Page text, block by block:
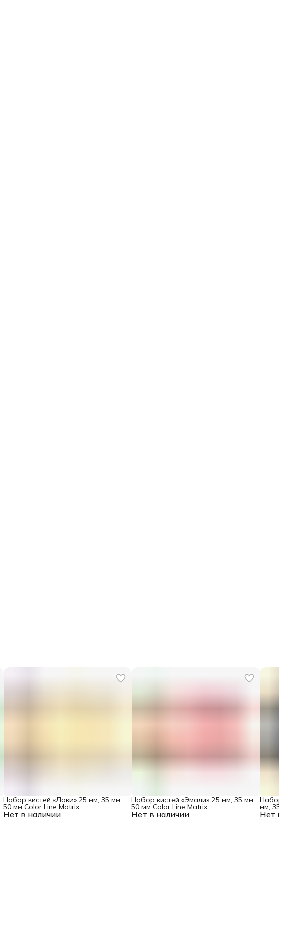
Нет в наличии
Набор кистей «Лаки» 25 мм, 35 мм,
50 мм Color Line Matrix
Нет в наличии
Набор кистей «Эмали» 25 мм, 35 мм,
50 мм Color Line Matrix
Нет в
Набор
мм, 35